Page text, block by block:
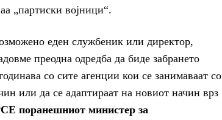
„партиски војници“.
еден службеник или директор,
преодна одредба да биде забрането
со сите агенции кои се занимаваат со
или да се адаптираат на новиот начин врз
поранешниот министер за